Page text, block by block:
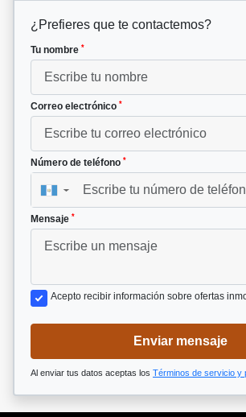
¿Prefieres que te contactemos?
Tu nombre *
Correo electrónico *
Número de teléfono *
▼
Mensaje *
Acepto recibir información sobre ofertas
Enviar mensaje
Al enviar tus datos aceptas los Términos de servicio y